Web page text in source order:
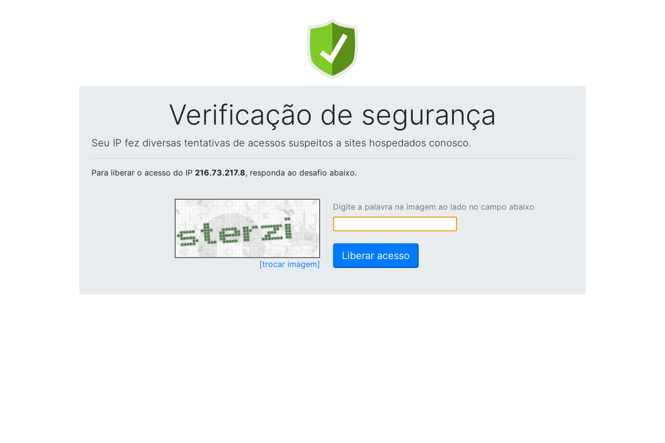
Verificação de segurança
Seu IP fez diversas tentativas de acessos suspeitos a sites hospedados conosco.
Para liberar o acesso do IP 216.73.217.8, responda ao desafio abaixo.
[trocar imagem]
Digite a palavra na imagem ao lado no campo abaixo